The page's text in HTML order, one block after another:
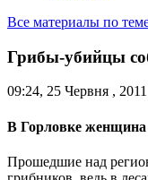
Все материалы по
Грибы-убийцы
09:24, 25 Червня , 2011
В Горловке женщина
Прошедшие над